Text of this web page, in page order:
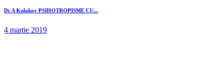
Dr A Kulakov PSIHOTROPISME CU...
4 martie 2019